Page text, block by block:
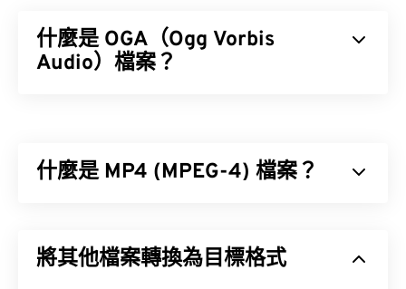
什麼是 OGA（Ogg Vorbis
Audio）檔案？
稱。 OGA 是 免費 、 開源且未申請專利。
如何開啟 OGA 檔案？
什麼是 MP4 (MPEG-4) 檔案？
統相容，使用編解碼器來壓縮檔案大小，從而產生易
將其他檔案轉換為目標格式